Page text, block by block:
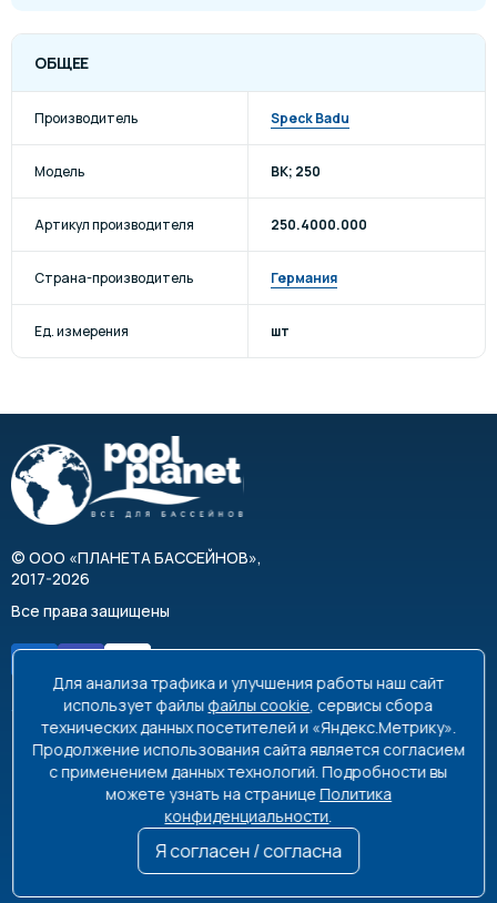
ОБЩЕЕ
Производитель Speck Badu
Модель BK; 250
Артикул производителя 250.4000.000
Страна-производитель Германия
Ед. измерения шт
© ООО «ПЛАНЕТА БАССЕЙНОВ»,
2017-2026
Все права защищены
8 495 663-99-48
8 800 350-99-08
info@poolplanet.ru
г. Москва, проспект Мира, д. 61
Пн-Пт 9:00-18:00 Сб-Вс выходной
Для анализа трафика и улучшения работы наш сайт
использует файлы файлы cookie, сервисы сбора
технических данных посетителей и «Яндекс.Метрику».
Продолжение использования сайта является согласием
с применением данных технологий. Подробности вы
можете узнать на страницеПолитика
конфиденциальности.
Я согласен / согласна